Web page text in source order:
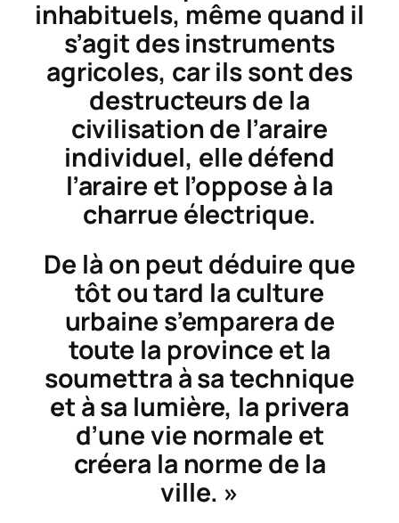
inhabituels, même quand il
s’agit des instruments
agricoles, car ils sont des
destructeurs de la
civilisation de l’araire
individuel, elle défend
l’araire et l’oppose à la
charrue électrique.
De là on peut déduire que
tôt ou tard la culture
urbaine s’emparera de
toute la province et la
soumettra à sa technique
et à sa lumière, la privera
d’une vie normale et
créera la norme de la
ville. »